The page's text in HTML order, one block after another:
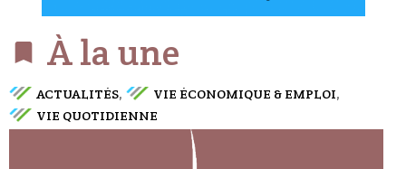
 À la une
ACTUALITÉS, VIE ÉCONOMIQUE & EMPLOI,
VIE QUOTIDIENNE